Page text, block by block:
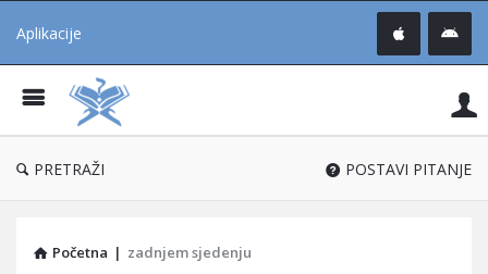
Aplikacije
®
PRETRAŽI POSTAVI PITANJE
Početna | zadnjem sjedenju